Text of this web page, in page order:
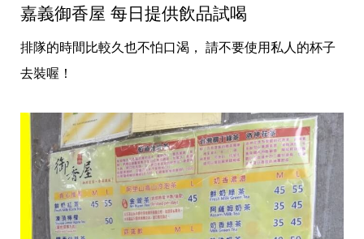
嘉義御香屋 每日提供飲品試喝
排隊的時間比較久也不怕口渴， 請不要使用私人的杯子
去裝喔！